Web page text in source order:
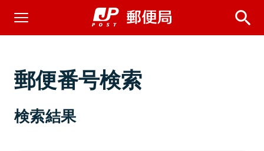
郵便番号検索
検索結果